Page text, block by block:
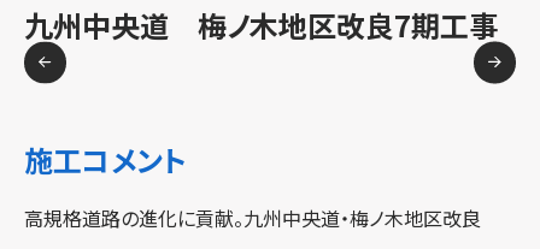
九州中央道 梅ノ木地区改良7期工事
施工コメント
高規格道路の進化に貢献。九州中央道・梅ノ木地区改良